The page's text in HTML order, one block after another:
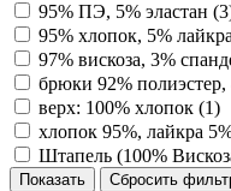
95% ПЭ, 5% эластан (3
95% хлопок, 5%
97% вискоза, 3%
брюки 92% полиэстер,
верх: 100% хлопок (1)
хлопок 95%, лайкра
Штапель (100%